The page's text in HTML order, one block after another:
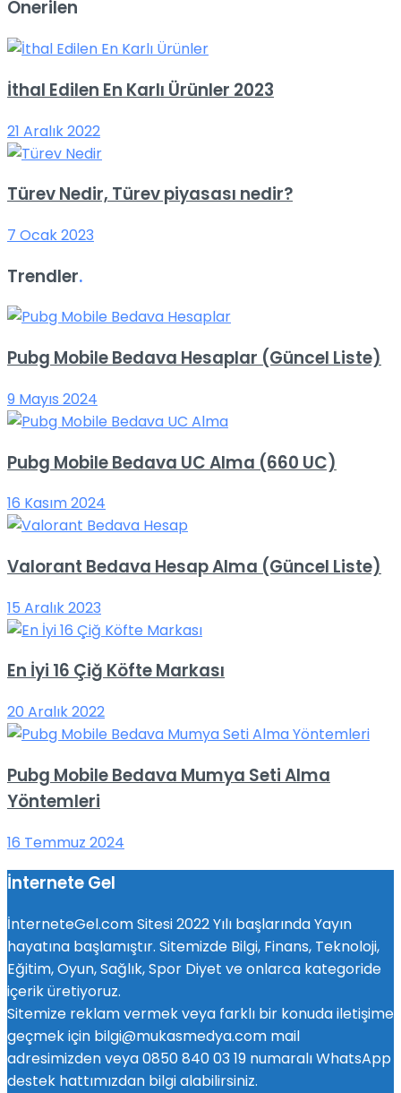
Önerilen
İthal Edilen En Karlı Ürünler 2023
21 Aralık 2022
Türev Nedir, Türev piyasası nedir?
7 Ocak 2023
Trendler.
Pubg Mobile Bedava Hesaplar (Güncel Liste)
9 Mayıs 2024
Pubg Mobile Bedava UC Alma (660 UC)
16 Kasım 2024
Valorant Bedava Hesap Alma (Güncel Liste)
15 Aralık 2023
En İyi 16 Çiğ Köfte Markası
20 Aralık 2022
Pubg Mobile Bedava Mumya Seti Alma
Yöntemleri
16 Temmuz 2024
İnternete Gel
İnterneteGel.com Sitesi 2022 Yılı başlarında Yayın
hayatına başlamıştır. Sitemizde Bilgi, Finans, Teknoloji,
Eğitim, Oyun, Sağlık, Spor Diyet ve onlarca kategoride
içerik üretiyoruz.
Sitemize reklam vermek veya farklı bir konuda iletişime
geçmek için bilgi@mukasmedya.com mail
adresimizden veya 0850 840 03 19 numaralı WhatsApp
destek hattımızdan bilgi alabilirsiniz.